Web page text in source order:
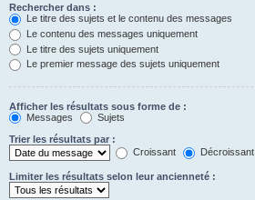
Rechercher dans :
Le titre des sujets et le contenu des messages
Le contenu des messages uniquement
Le titre des sujets uniquement
Le premier message des sujets uniquement
Afficher les résultats sous forme de :
Messages
Sujets
Trier les résultats par :
Croissant
Décroissant
Limiter les résultats selon leur ancienneté :